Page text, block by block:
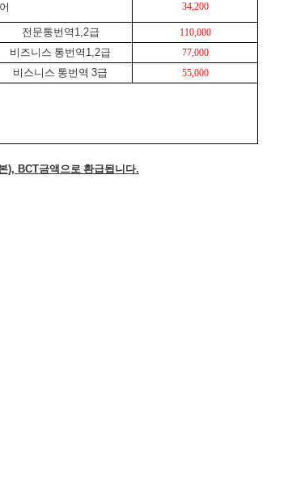
34,200
전문통번역 1,2급 110,000
비즈니스 통번역 1,2급 77,000
비스니스 통번역 3급 55,000
), BCT금액으로 환급됩니다.